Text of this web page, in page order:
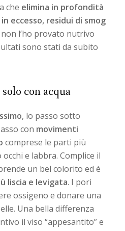
che elimina in profondità
eccesso, residui di smog
non l’ho provato nutrivo
sono stati da subito
con acqua
, lo passo sotto
con movimenti
comprese le parti più
e labbra. Complice il
un bel colorito ed è
liscia e levigata. I pori
ossigeno e donare una
Una bella differenza
il viso “appesantito” e